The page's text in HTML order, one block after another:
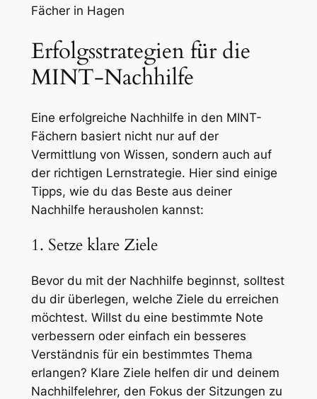
Fächer in Hagen
Erfolgsstrategien für die
MINT-Nachhilfe
Eine erfolgreiche Nachhilfe in den MINT-
Fächern basiert nicht nur auf der
Vermittlung von Wissen, sondern auch auf
der richtigen Lernstrategie. Hier sind einige
Tipps, wie du das Beste aus deiner
Nachhilfe herausholen kannst:
1. Setze klare Ziele
Bevor du mit der Nachhilfe beginnst, solltest
du dir überlegen, welche Ziele du erreichen
möchtest. Willst du eine bestimmte Note
verbessern oder einfach ein besseres
Verständnis für ein bestimmtes Thema
erlangen? Klare Ziele helfen dir und deinem
Nachhilfelehrer, den Fokus der Sitzungen zu